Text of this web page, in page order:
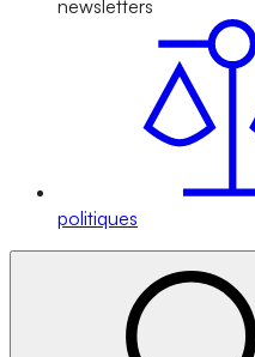
newsletters
politiques